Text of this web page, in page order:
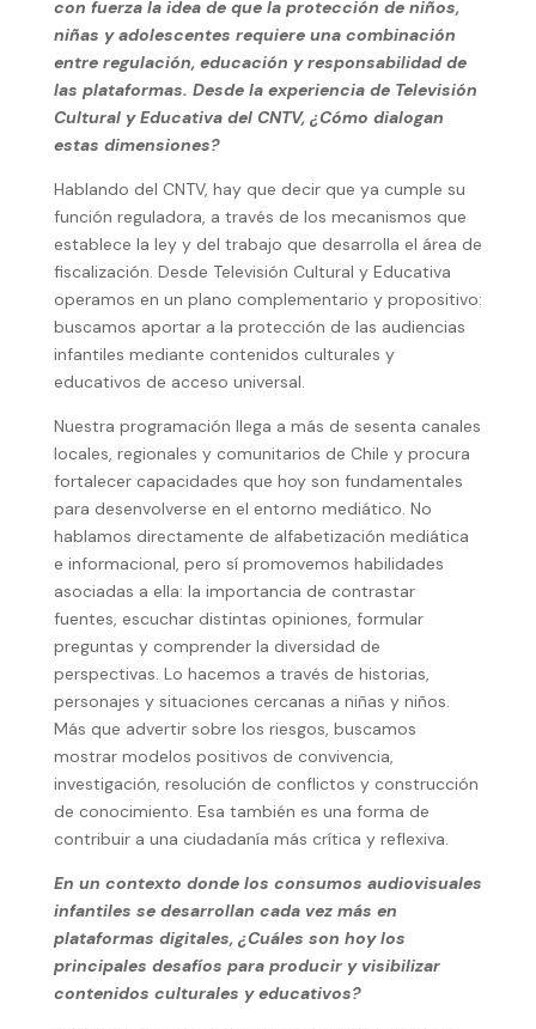
con fuerza la idea de que la protección de niños,
niñas y adolescentes requiere una combinación
entre regulación, educación y responsabilidad de
las plataformas. Desde la experiencia de Televisión
Cultural y Educativa del CNTV, ¿Cómo dialogan
estas dimensiones?
Hablando del CNTV, hay que decir que ya cumple su
función reguladora, a través de los mecanismos que
establece la ley y del trabajo que desarrolla el área de
fiscalización. Desde Televisión Cultural y Educativa
operamos en un plano complementario y propositivo:
buscamos aportar a la protección de las audiencias
infantiles mediante contenidos culturales y
educativos de acceso universal.
Nuestra programación llega a más de sesenta canales
locales, regionales y comunitarios de Chile y procura
fortalecer capacidades que hoy son fundamentales
para desenvolverse en el entorno mediático. No
hablamos directamente de alfabetización mediática
e informacional, pero sí promovemos habilidades
asociadas a ella: la importancia de contrastar
fuentes, escuchar distintas opiniones, formular
preguntas y comprender la diversidad de
perspectivas. Lo hacemos a través de historias,
personajes y situaciones cercanas a niñas y niños.
Más que advertir sobre los riesgos, buscamos
mostrar modelos positivos de convivencia,
investigación, resolución de conflictos y construcción
de conocimiento. Esa también es una forma de
contribuir a una ciudadanía más crítica y reflexiva.
En un contexto donde los consumos audiovisuales
infantiles se desarrollan cada vez más en
plataformas digitales, ¿Cuáles son hoy los
principales desafíos para producir y visibilizar
contenidos culturales y educativos?